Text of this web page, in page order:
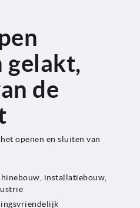
gelakt,
de
openen en sluiten van
installatiebouw,